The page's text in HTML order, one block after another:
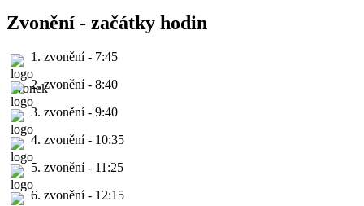
Zvonění - začátky hodin
1. zvonění - 7:45
2. zvonění - 8:40
3. zvonění - 9:40
4. zvonění - 10:35
5. zvonění - 11:25
6. zvonění - 12:15